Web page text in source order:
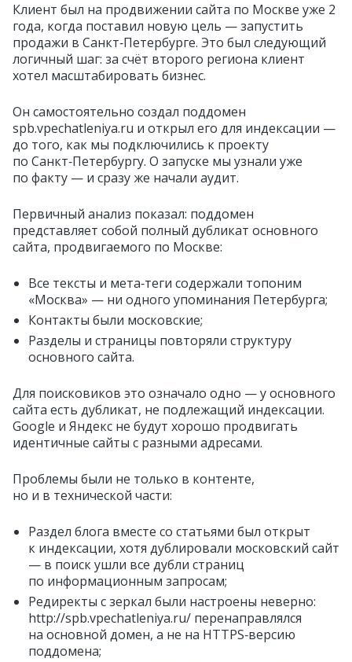
Клиент был на продвижении сайта по Москве уже 2
года, когда поставил новую цель — запустить
продажи в Санкт‑Петербурге. Это был следующий
логичный шаг: за счёт второго региона клиент
хотел масштабировать бизнес.
Он самостоятельно создал поддомен
spb.vpechatleniya.ru и открыл его для индексации —
до того, как мы подключились к проекту
по Санкт‑Петербургу. О запуске мы узнали уже
по факту — и сразу же начали аудит.
Первичный анализ показал: поддомен
представляет собой полный дубликат основного
сайта, продвигаемого по Москве:
Все тексты и мета‑теги содержали топоним
«Москва» — ни одного упоминания Петербурга;
Контакты были московские;
Разделы и страницы повторяли структуру
основного сайта.
Для поисковиков это означало одно — у основного
сайта есть дубликат, не подлежащий индексации.
Google и Яндекс не будут хорошо продвигать
идентичные сайты с разными адресами.
Проблемы были не только в контенте,
но и в технической части:
Раздел блога вместе со статьями был открыт
к индексации, хотя дублировали московский сайт
— в поиск ушли все дубли страниц
по информационным запросам;
Редиректы с зеркал были настроены неверно:
http://spb.vpechatleniya.ru/ перенаправлялся
на основной домен, а не на HTTPS‑версию
поддомена;